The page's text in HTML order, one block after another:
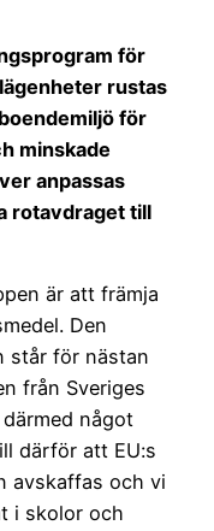
för
rustas
för
minskade
anpassas
rotavdraget till
är att främja
Den
står för nästan
från Sveriges
något
därför att EU:s
avskaffas och vi
i skolor och